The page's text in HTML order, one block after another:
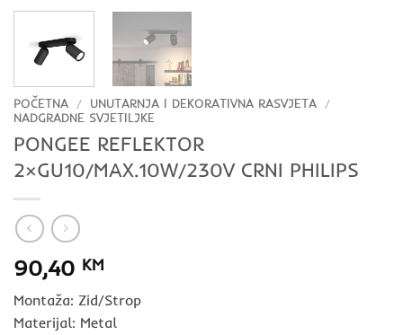
POČETNA / UNUTARNJA I DEKORATIVNA RASVJETA /
NADGRADNE SVJETILJKE
PONGEE REFLEKTOR
2×GU10/MAX.10W/230V CRNI PHILIPS
90,40 KM
Montaža: Zid/Strop
Materijal: Metal